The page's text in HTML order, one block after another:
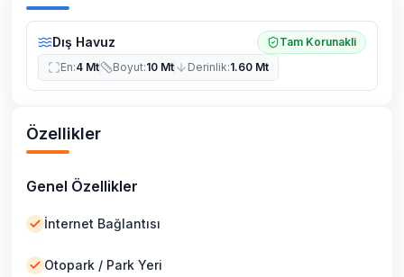
Dış Havuz
Tam Korunakli
En:4 Mt Boyut:10 Mt Derinlik:1.60 Mt
Özellikler
Genel Özellikler
İnternet Bağlantısı
Otopark / Park Yeri